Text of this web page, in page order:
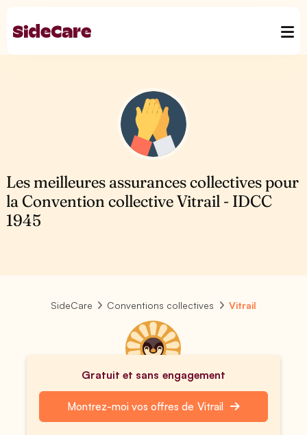
Les meilleures assurances collectives pour
la Convention collective Vitrail - IDCC
1945
SideCare Conventions collectives Vitrail
Gratuit et sans engagement
Montrez-moi vos offres de Vitrail